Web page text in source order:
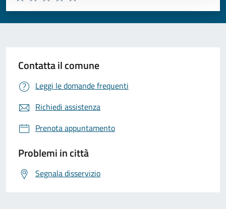
Valuta 5 stelle su 5
Valuta 4 stelle su 5
Valuta 3 stelle su 5
Valuta 2 stelle su 5
Valuta 1 stelle su 5
Contatta il comune
Leggi le domande frequenti
Richiedi assistenza
Prenota appuntamento
Problemi in città
Segnala disservizio